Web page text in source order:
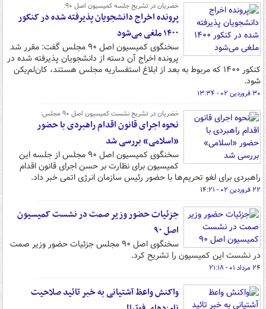
خضریان در تشریح جلسه کمیسیون اصل ۹۰:
پرونده اخراج دانشجویان پذیرفته شده در کنکور
۱۴۰۰ ملغی ‌می‌شود
سخنگوی کمیسیون اصل ۹۰ مجلس گفت: مقرر شد
پرونده اخراج آن دسته از دانشجویان پذیرفته شده در
کنکور ۱۴۰۰ که مربوط به بعد از ابلاغ استفساریه مجلس هستند، کان‌لم‌یکن
شود.
۳۰ فروردین ۰۲ - ۱۳:۳۴
خضریان در تشریح نشست کمیسیون اصل ۹۰ مجلس:
نحوه اجرای قانون اقدام راهبردی با حضور
«اسلامی» بررسی شد
سخنگوی کمیسیون اصل ۹۰ مجلس از جلسه این
کمیسیون برای نظارت بر حسن اجرای قانون اقدام
راهبردی برای لغو تحریم‌ها با حضور رئیس سازمان انرژی اتمی خبر داد.
۲۲ فروردین ۰۲ - ۱۴:۲۱
جزئیات حضور وزیر صمت در نشست کمیسیون
اصل ۹۰
سخنگوی اصل ۹۰ مجلس جزئیات حضور وزیر صمت
در نشست این کمیسیون را تشریح کرد.
۲۴ مرداد ۰۱ - ۲۱:۱۸
واکنش واعظ آشتیانی به خبر تائید صلاحیت‌